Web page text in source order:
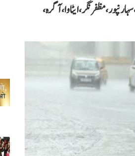
مظفر نگر، ایٹاوا، آگرہ،